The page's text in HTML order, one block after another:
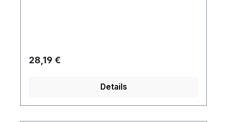
Regulärer Preis:
28,19 €
Details